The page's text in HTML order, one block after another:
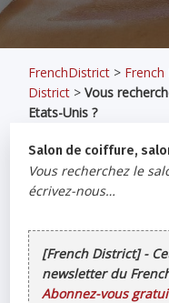
FrenchDistrict >
District >Vous
Etats-Unis ?
Salon de coiffure,
Vous recherchez le
écrivez-nous…
[French District] -
newsletter du
Abonnez-vous